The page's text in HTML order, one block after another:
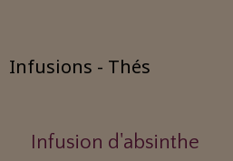
Infusions - Thés
Infusion d'absinthe